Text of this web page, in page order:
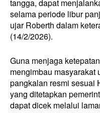
tangga, dapat
selama periode libur
ujar Roberth dalam
(14/2/2026).
Guna menjaga
mengimbau masyarakat
pangkalan resmi sesuai
yang ditetapkan
dapat dicek melalui